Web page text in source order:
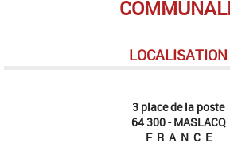
LOCALISATION
3 place de la poste
64 300 - MASLACQ
F R A N C E